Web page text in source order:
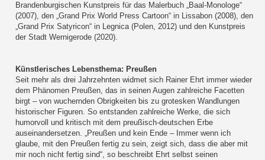
Brandenburgischen Kunstpreis für das Malerbuch „Baal-Monologe“
(2007), den „Grand Prix World Press Cartoon“ in Lissabon (2008), den
„Grand Prix Satyricon“ in Legnica (Polen, 2012) und den Kunstpreis
der Stadt Wernigerode (2020).
Künstlerisches Lebensthema: Preußen
Seit mehr als drei Jahrzehnten widmet sich Rainer Ehrt immer wieder
dem Phänomen Preußen, das in seinen Augen zahlreiche Facetten
birgt – von wuchernden Obrigkeiten bis zu grotesken Wandlungen
historischer Figuren. So entstanden zahlreiche Werke, die sich
humorvoll und kritisch mit dem preußisch-deutschen Erbe
auseinandersetzen. „Preußen und kein Ende – Immer wenn ich
glaube, mit den Preußen fertig zu sein, zeigt sich, dass die aber mit
mir noch nicht fertig sind“, so beschreibt Ehrt selbst seinen